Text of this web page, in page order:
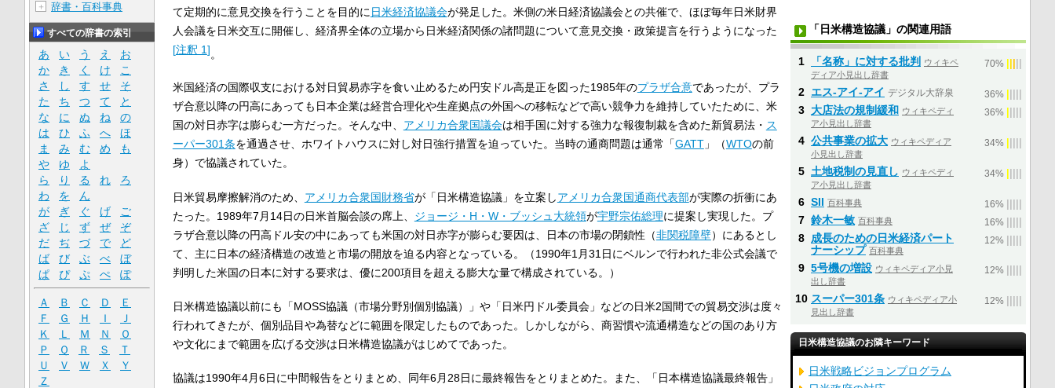
て定期的に意見交換を行うことを目的に 日米経済協議会が発足した。米側の米日経済協議会との共催で、ほぼ毎年日米財界
人会議を日米交互に開催し、経済界全体の立場から日米経済関係の諸問題について意見交換・政策提言を行うようになった
[注釈 1]。
米国経済の国際収支における対日貿易赤字を食い止めるため円安ドル高是正を図った1985年のプラザ合意であったが、プラ
ザ合意以降の円高にあっても日本企業は経営合理化や生産拠点の外国への移転などで高い競争力を維持していたために、米
国の対日赤字は膨らむ一方だった。そんな中、 アメリカ合衆国議会は相手国に対する強力な報復制裁を含めた新貿易法・ ス
ーパー301条を通過させ、ホワイトハウスに対し対日強行措置を迫っていた。当時の通商問題は通常「GATT」（WTOの前
身）で協議されていた。
日米貿易摩擦解消のため、 アメリカ合衆国財務省が「日米構造協議」を立案しアメリカ合衆国通商代表部が実際の折衝にあ
たった。1989年7月14日の日米首脳会談の席上、 ジョージ・H・W・ブッシュ 大統領が宇野宗佑総理に提案し実現した。プ
ラザ合意以降の円高ドル安の中にあっても米国の対日赤字が膨らむ要因は、日本の市場の閉鎖性（非関税障壁）にあるとし
て、主に日本の経済構造の改造と市場の開放を迫る内容となっている。（1990年1月31日にベルンで行われた非公式会議で
判明した米国の日本に対する要求は、優に200項目を超える膨大な量で構成されている。）
日米構造協議以前にも「MOSS協議（市場分野別個別協議）」や「日米円ドル委員会」などの日米2国間での貿易交渉は度々
行われてきたが、個別品目や為替などに範囲を限定したものであった。しかしながら、商習慣や流通構造などの国のあり方
や文化にまで範囲を広げる交渉は日米構造協議がはじめてであった。
協議は1990年4月6日に中間報告をとりまとめ、同年6月28日に最終報告をとりまとめた。また、「日本構造協議最終報告」
＋ 辞書・百科事典
すべての辞書の索引
あ い う え
お
か
き く け
こ
さ
し す せ
そ
た
ち つ て
と
な
に ぬ ね
の
は
ひ ふ へ
ほ
ま
み む め
も
や
ゆ
よ
ら
り る れ
ろ
わ
を
ん
が
ぎ ぐ げ
ご
ざ
じ ず ぜ
ぞ
だ
ぢ づ で
ど
ば
び ぶ べ
ぼ
ぱ
ぴ ぷ ぺ ぽ
Ａ Ｂ Ｃ Ｄ
Ｅ
Ｆ
Ｇ Ｈ Ｉ
Ｊ
Ｋ
Ｌ Ｍ Ｎ
Ｏ
Ｐ
Ｑ Ｒ Ｓ
Ｔ
Ｕ
Ｖ Ｗ Ｘ
Ｙ
Ｚ
「日米構造協議」の関連用語
1 「名称」に対する批判
ウィキペ
ディア小見出し辞書
70%
2 エス‐アイ‐アイ デジタル大辞泉 36%
3 大店法の規制緩和 ウィキペディ
ア小見出し辞書
36%
4 公共事業の拡大 ウィキペディア
小見出し辞書
34%
5 土地税制の見直し ウィキペディ
ア小見出し辞書
34%
6 SII 百科事典 16%
7 鈴木一敏 百科事典 16%
8 成長のための日米経済パート
ナーシップ 百科事典
12%
9 5号機の増設 ウィキペディア小見
出し辞書
12%
10 スーパー301条 ウィキペディア小
見出し辞書
12%
日米構造協議のお隣キーワード
日米戦略ビジョンプログラム